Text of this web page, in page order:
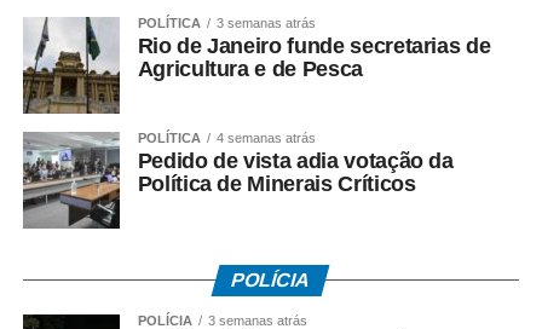
POLÍTICA 3 semanas atrás
Rio de Janeiro funde secretarias de
Agricultura e de Pesca
POLÍTICA 4 semanas atrás
Pedido de vista adia votação da
Política de Minerais Críticos
POLÍCIA
POLÍCIA 3 semanas atrás